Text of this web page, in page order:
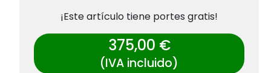
¡Este artículo tiene portes gratis!
375,00 €
(IVA incluido)